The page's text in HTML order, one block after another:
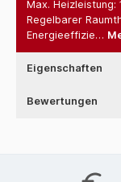
Max. Heizleistung:
Regelbarer
Energieeffizie…
Eigenschaften
Bewertungen